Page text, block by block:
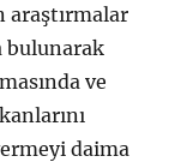
araştırmalar
bulunarak
ve
daima